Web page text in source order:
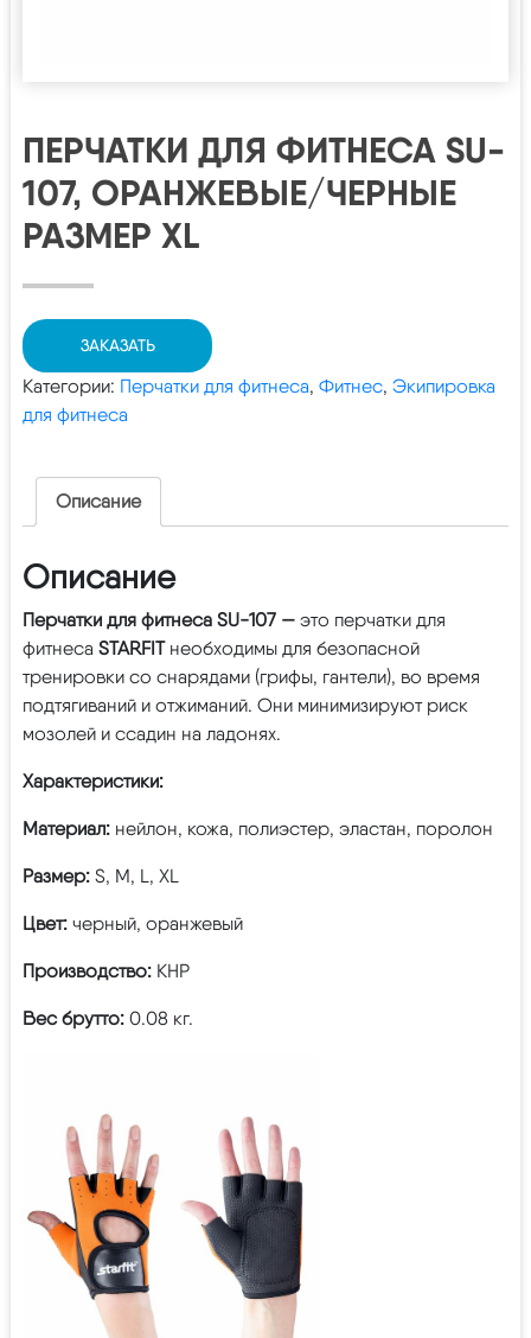
ПЕРЧАТКИ ДЛЯ ФИТНЕСА SU-
107, ОРАНЖЕВЫЕ/ЧЕРНЫЕ
РАЗМЕР XL
ЗАКАЗАТЬ
Категории: Перчатки для фитнеса, Фитнес, Экипировка
для фитнеса
Описание
Описание
Перчатки для фитнеса SU-107 — это перчатки для
фитнеса STARFIT необходимы для безопасной
тренировки со снарядами (грифы, гантели), во время
подтягиваний и отжиманий. Они минимизируют риск
мозолей и ссадин на ладонях.
Характеристики:
Материал: нейлон, кожа, полиэстер, эластан, поролон
Размер: S, M, L, XL
Цвет: черный, оранжевый
Производство: КНР
Вес брутто: 0.08 кг.